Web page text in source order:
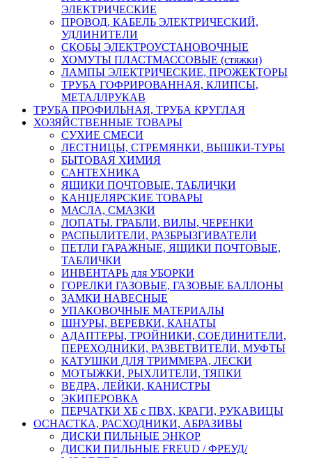
ЭЛЕКТРИЧЕСКИЕ
ПРОВОД, КАБЕЛЬ ЭЛЕКТРИЧЕСКИЙ,
УДЛИНИТЕЛИ
СКОБЫ ЭЛЕКТРОУСТАНОВОЧНЫЕ
ХОМУТЫ ПЛАСТМАССОВЫЕ (стяжки)
ЛАМПЫ ЭЛЕКТРИЧЕСКИЕ, ПРОЖЕКТОРЫ
ТРУБА ГОФРИРОВАННАЯ, КЛИПСЫ,
МЕТАЛЛРУКАВ
ТРУБА ПРОФИЛЬНАЯ, ТРУБА КРУГЛАЯ
ХОЗЯЙСТВЕННЫЕ ТОВАРЫ
СУХИЕ СМЕСИ
ЛЕСТНИЦЫ, СТРЕМЯНКИ, ВЫШКИ-ТУРЫ
БЫТОВАЯ ХИМИЯ
САНТЕХНИКА
ЯЩИКИ ПОЧТОВЫЕ, ТАБЛИЧКИ
КАНЦЕЛЯРСКИЕ ТОВАРЫ
МАСЛА, СМАЗКИ
ЛОПАТЫ. ГРАБЛИ, ВИЛЫ, ЧЕРЕНКИ
РАСПЫЛИТЕЛИ, РАЗБРЫЗГИВАТЕЛИ
ПЕТЛИ ГАРАЖНЫЕ, ЯЩИКИ ПОЧТОВЫЕ,
ТАБЛИЧКИ
ИНВЕНТАРЬ для УБОРКИ
ГОРЕЛКИ ГАЗОВЫЕ, ГАЗОВЫЕ БАЛЛОНЫ
ЗАМКИ НАВЕСНЫЕ
УПАКОВОЧНЫЕ МАТЕРИАЛЫ
ШНУРЫ, ВЕРЕВКИ, КАНАТЫ
АДАПТЕРЫ, ТРОЙНИКИ, СОЕДИНИТЕЛИ,
ПЕРЕХОДНИКИ, РАЗВЕТВИТЕЛИ, МУФТЫ
КАТУШКИ ДЛЯ ТРИММЕРА, ЛЕСКИ
МОТЫЖКИ, РЫХЛИТЕЛИ, ТЯПКИ
ВЕДРА, ЛЕЙКИ, КАНИСТРЫ
ЭКИПЕРОВКА
ПЕРЧАТКИ ХБ с ПВХ, КРАГИ, РУКАВИЦЫ
ОСНАСТКА, РАСХОДНИКИ, АБРАЗИВЫ
ДИСКИ ПИЛЬНЫЕ ЭНКОР
ДИСКИ ПИЛЬНЫЕ FREUD / ФРЕУД/